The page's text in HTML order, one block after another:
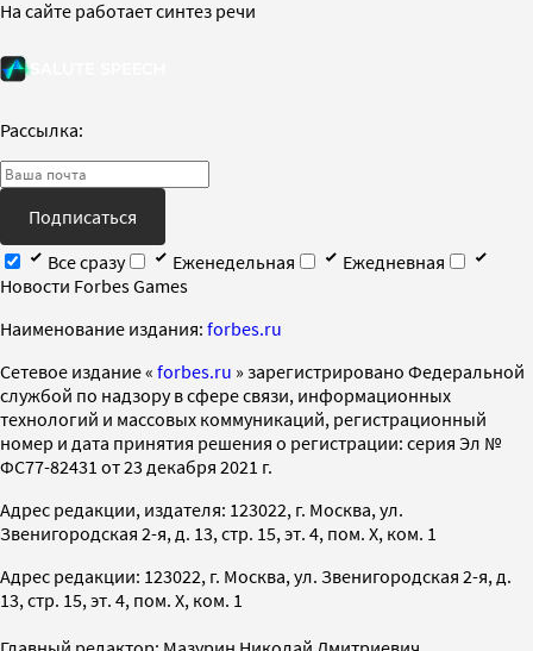
На сайте работает синтез речи
Рассылка:
Подписаться
Все сразу
Еженедельная
Ежедневная
Новости Forbes Games
Наименование издания: forbes.ru
Cетевое издание « forbes.ru » зарегистрировано Федеральной
службой по надзору в сфере связи, информационных
технологий и массовых коммуникаций, регистрационный
номер и дата принятия решения о регистрации: серия Эл №
ФС77-82431 от 23 декабря 2021 г.
Адрес редакции, издателя: 123022, г. Москва, ул.
Звенигородская 2-я, д. 13, стр. 15, эт. 4, пом. X, ком. 1
Адрес редакции: 123022, г. Москва, ул. Звенигородская 2-я, д.
13, стр. 15, эт. 4, пом. X, ком. 1